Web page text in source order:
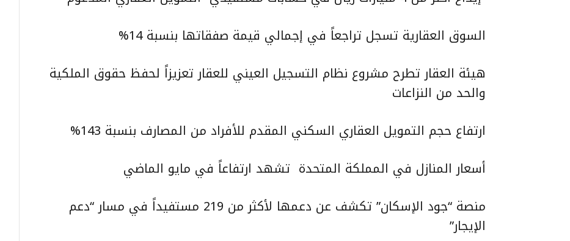
من
منشأة..
جهود
لصندوق
الموارد
لريادة
أعمال
السوق العقارية تسجل تراجعاً في إجمالي قيمة صفقاتها بنسبة 14%
هيئة العقار تطرح مشروع نظام التسجيل العيني للعقار تعزيزاً لحفظ حقوق الملكية
والحد من النزاعات
ارتفاع حجم التمويل العقاري السكني المقدم للأفراد من المصارف بنسبة 143%
أسعار المنازل في المملكة المتحدة تشهد ارتفاعاً في مايو الماضي
منصة “جود الإسكان” تكشف عن دعمها لأكثر من 219 مستفيداً في مسار “دعم
الإيجار”